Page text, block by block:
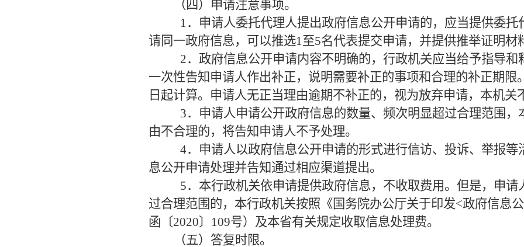
（四）申请注意事项。
1．申请人委托代理人提出政府信息公开申请的，应当提供委
请同一政府信息，可以推选1至5名代表提交申请，并提供推举证明材
2．政府信息公开申请内容不明确的，行政机关应当给予指导
一次性告知申请人作出补正，说明需要补正的事项和合理的补正期
日起计算。申请人无正当理由逾期不补正的，视为放弃申请，本机
3．申请人申请公开政府信息的数量、频次明显超过合理范围
由不合理的，将告知申请人不予处理。
4．申请人以政府信息公开申请的形式进行信访、投诉、举报
息公开申请处理并告知通过相应渠道提出。
5．本行政机关依申请提供政府信息，不收取费用。但是，申
过合理范围的，本行政机关按照《国务院办公厅关于印发<政府信息
函〔2020〕109号）及本省有关规定收取信息处理费。
（五）答复时限。